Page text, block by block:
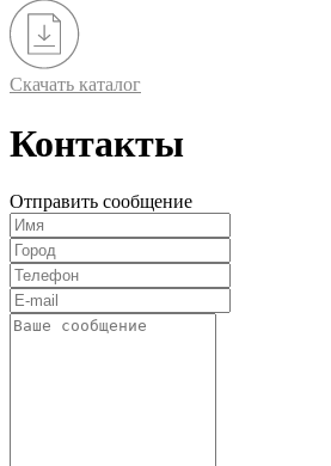
Скачать каталог
Контакты
Отправить сообщение